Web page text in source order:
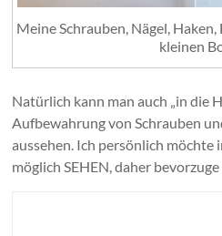
Meine Schrauben, Nägel,
kleinen
Natürlich kann man auch „in die
Aufbewahrung von Schrauben
aussehen. Ich persönlich möchte
möglich SEHEN, daher